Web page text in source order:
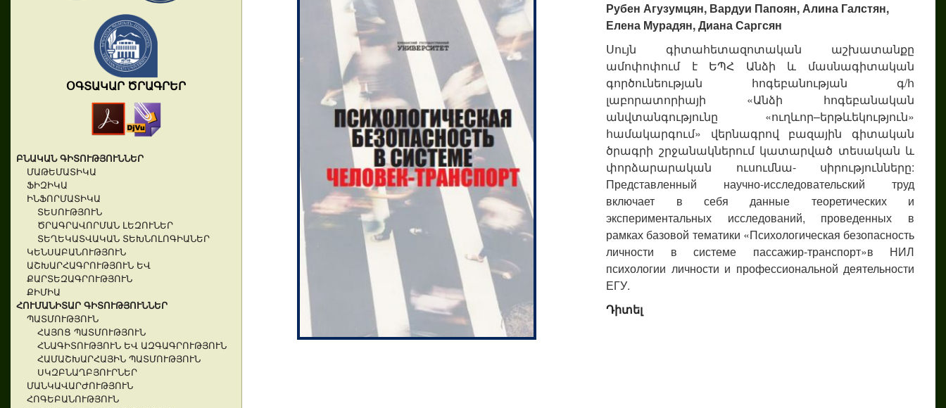
ՕԳՏԱԿԱՐ ԾՐԱԳՐԵՐ
ԲՆԱԿԱՆ ԳԻՏՈՒԹՅՈՒՆՆԵՐ
ՄԱԹԵՄԱՏԻԿԱ
ՖԻԶԻԿԱ
ԻՆՖՈՐՄԱՏԻԿԱ
ՏԵՍՈՒԹՅՈՒՆ
ԾՐԱԳՐԱՎՈՐՄԱՆ ԼԵԶՈՒՆԵՐ
ՏԵՂԵԿԱՏՎԱԿԱՆ ՏԵԽՆՈԼՈԳԻԱՆԵՐ
ԿԵՆՍԱԲԱՆՈՒԹՅՈՒՆ
ԱՇԽԱՐՀԱԳՐՈՒԹՅՈՒՆ ԵՎ
ՔԱՐՏԵԶԱԳՐՈՒԹՅՈՒՆ
ՔԻՄԻԱ
ՀՈՒՄԱՆԻՏԱՐ ԳԻՏՈՒԹՅՈՒՆՆԵՐ
ՊԱՏՄՈՒԹՅՈՒՆ
ՀԱՅՈՑ ՊԱՏՄՈՒԹՅՈՒՆ
ՀՆԱԳԻՏՈՒԹՅՈՒՆ ԵՎ ԱԶԳԱԳՐՈՒԹՅՈՒՆ
ՀԱՄԱՇԽԱՐՀԱՅԻՆ ՊԱՏՄՈՒԹՅՈՒՆ
ՍԿԶԲՆԱՂԲՅՈՒՐՆԵՐ
ՄԱՆԿԱՎԱՐԺՈՒԹՅՈՒՆ
ՀՈԳԵԲԱՆՈՒԹՅՈՒՆ
Рубен Агузумцян, Вардуи Папоян, Алина Галстян,
Елена Мурадян, Диана Саргсян
Սույն գիտահետազոտական աշխատանքը
ամոփոփում է ԵՊՀ Անձի և մասնագիտական
գործունեության հոգեբանության գ/հ
լաբորատորիայի «Անձի հոգեբանական
անվտանգությունը «ուղևոր–երթևեկություն»
համակարգում» վերնագրով բազային գիտական
ծրագրի շրջանակներում կատարված տեսական և
փորձարարական ուսումնա- սիրությունները:
Представленный научно-исследовательский труд
включает в себя данные теоретических и
экспериментальных исследований, проведенных в
рамках базовой тематики «Психологическая безопасность
личности в системе пассажир-транспорт»в НИЛ
психологии личности и профессиональной деятельности
ЕГУ.
Դիտել